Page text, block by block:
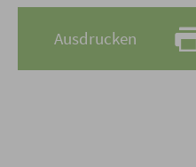
Ausdrucken